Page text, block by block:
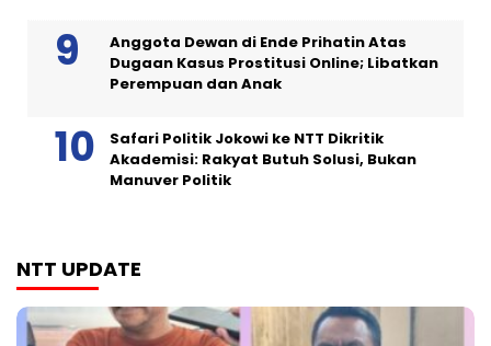
Anggota Dewan di Ende Prihatin Atas
Dugaan Kasus Prostitusi Online; Libatkan
Perempuan dan Anak
Safari Politik Jokowi ke NTT Dikritik
Akademisi: Rakyat Butuh Solusi, Bukan
Manuver Politik
NTT UPDATE